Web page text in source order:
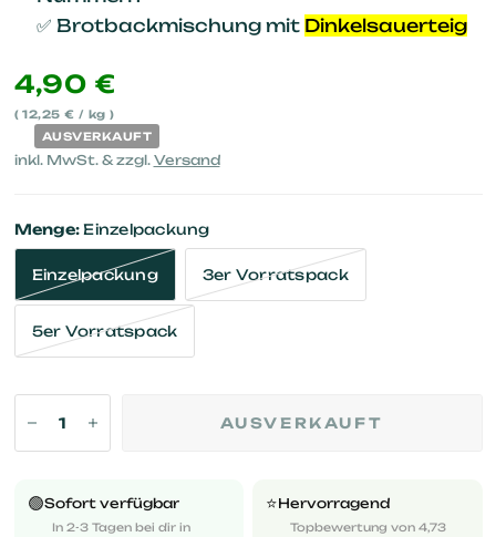
✅ Brotbackmischung mit Dinkelsauerteig
4,90 €
12,25 € / kg
AUSVERKAUFT
inkl. MwSt. & zzgl. Versand
Menge:Einzelpackung
Einzelpackung 3er Vorratspack
5er Vorratspack
AUSVERKAUFT
🟢Sofort verfügbar
In 2-3 Tagen bei dir in
⭐️Hervorragend
Topbewertung von 4,73